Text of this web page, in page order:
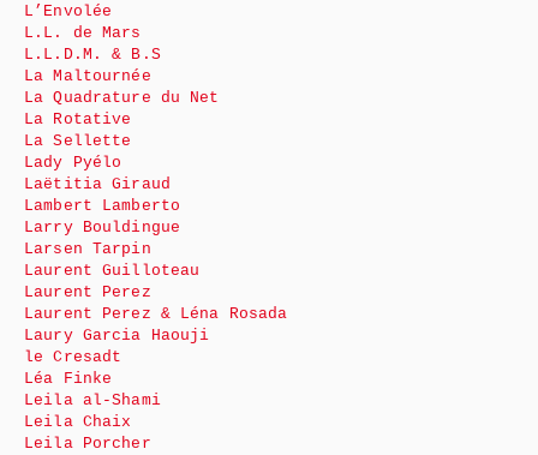
L’Envolée
L.L. de Mars
L.L.D.M. & B.S
La Maltournée
La Quadrature du Net
La Rotative
La Sellette
Lady Pyélo
Laëtitia Giraud
Lambert Lamberto
Larry Bouldingue
Larsen Tarpin
Laurent Guilloteau
Laurent Perez
Laurent Perez & Léna Rosada
Laury Garcia Haouji
le Cresadt
Léa Finke
Leila al-Shami
Leila Chaix
Leila Porcher